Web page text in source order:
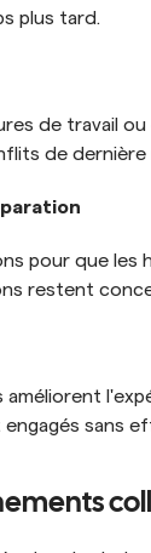
plus tard.
de travail ou
de dernière
pour que les
restent
sans